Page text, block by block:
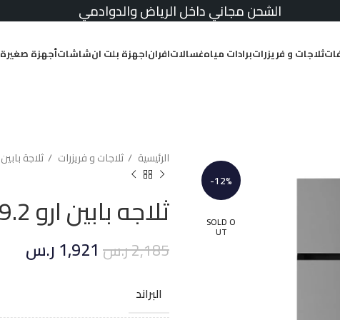
الشحن مجاني داخل الرياض والدوادمي
ثلاجات و فريزراتبرادات مياهغسالاتافراناجهزة بلت انشاشاتأجهزة صغيرة
-12%
SOLD O
UT
الرئيسية ثلاجات و فريزرات ثلاجة بابين
ثلاجه بابين ارو 19.2 قدم بخار – استيل
2,185ر.س 1,921ر.س
البراند